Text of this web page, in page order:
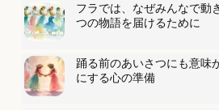
フラでは、なぜみんなで動
つの物語を届けるために
踊る前のあいさつにも意味
にする心の準備